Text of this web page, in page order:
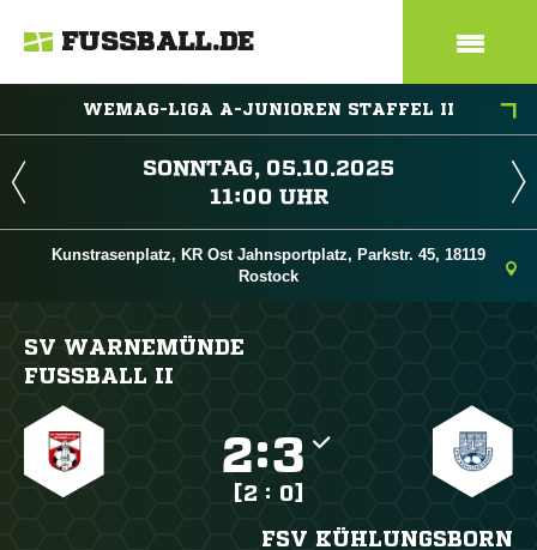
FUSSBALL.DE
WEMAG-LIGA A-JUNIOREN STAFFEL II
 
 
Kunstrasenplatz, KR Ost Jahnsportplatz, Parkstr. 45, 18119
Rostock
SV WARNEMÜNDE
FUSSBALL II
:
[2 : 0]
FSV KÜHLUNGSBORN